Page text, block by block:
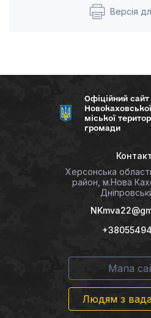
Версія
Офіційний сайт
Новокаховської
міської
громади
Херсонська
район, м.Нова
Мапа
Людям з